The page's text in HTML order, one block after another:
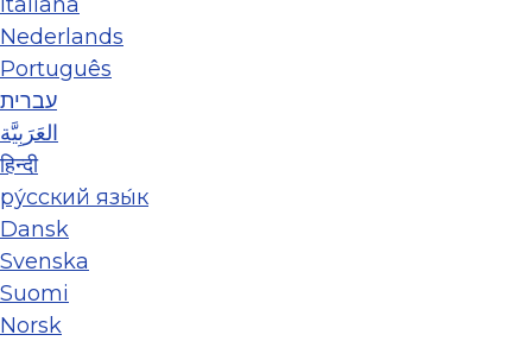
Nederlands
Português
עברית
العَرَبِيَّة
हिन्दी
ру́сский язы́к
Dansk
Svenska
Suomi
Norsk